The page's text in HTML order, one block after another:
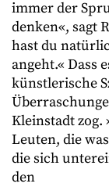
immer der
denken«, sagt
hast du
angeht.« Dass
künstlerische
Kleinstadt zog.
Leuten, die
die sich
den